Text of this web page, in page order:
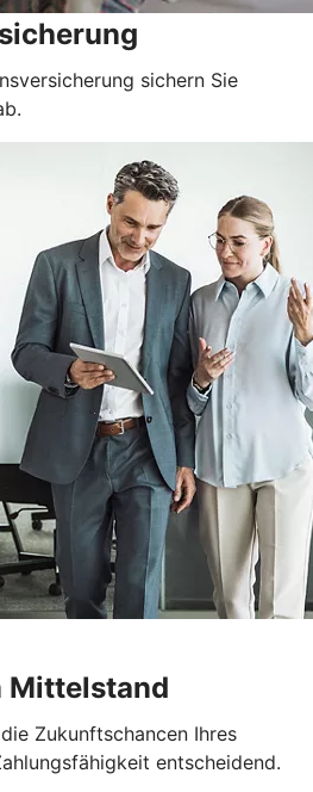
sichern Sie
Mittelstand
Zukunftschancen Ihres
entscheidend.